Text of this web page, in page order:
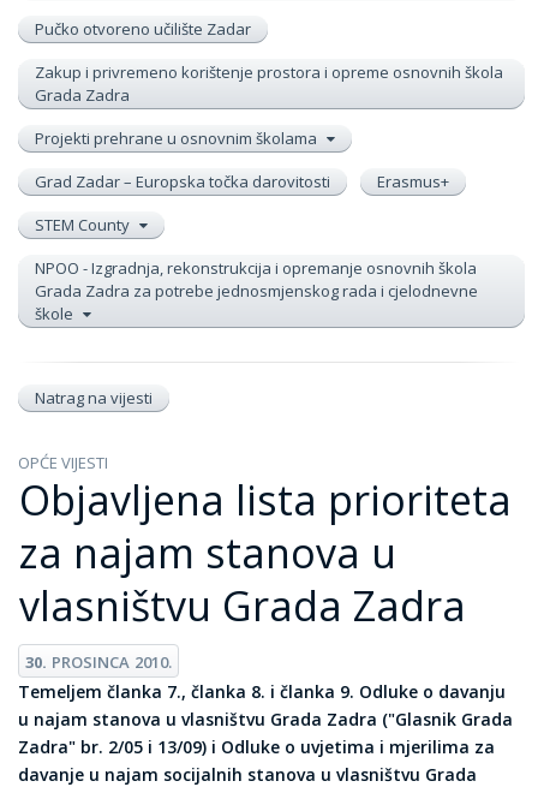
Pučko otvoreno učilište Zadar
Zakup i privremeno korištenje prostora i opreme osnovnih škola
Grada Zadra
Projekti prehrane u osnovnim školama
Grad Zadar – Europska točka darovitosti
Erasmus+
STEM County
NPOO - Izgradnja, rekonstrukcija i opremanje osnovnih škola
Grada Zadra za potrebe jednosmjenskog rada i cjelodnevne
škole
Natrag na vijesti
OPĆE VIJESTI
Objavljena lista prioriteta
za najam stanova u
vlasništvu Grada Zadra
30. PROSINCA 2010.
Temeljem članka 7., članka 8. i članka 9. Odluke o davanju
u najam stanova u vlasništvu Grada Zadra ("Glasnik Grada
Zadra" br. 2/05 i 13/09) i Odluke o uvjetima i mjerilima za
davanje u najam socijalnih stanova u vlasništvu Grada